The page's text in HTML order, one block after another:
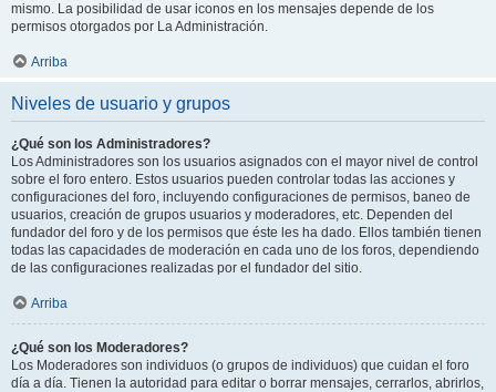
mismo. La posibilidad de usar iconos en los mensajes depende de los
permisos otorgados por La Administración.
Arriba
Niveles de usuario y grupos
¿Qué son los Administradores?
Los Administradores son los usuarios asignados con el mayor nivel de control
sobre el foro entero. Estos usuarios pueden controlar todas las acciones y
configuraciones del foro, incluyendo configuraciones de permisos, baneo de
usuarios, creación de grupos usuarios y moderadores, etc. Dependen del
fundador del foro y de los permisos que éste les ha dado. Ellos también tienen
todas las capacidades de moderación en cada uno de los foros, dependiendo
de las configuraciones realizadas por el fundador del sitio.
Arriba
¿Qué son los Moderadores?
Los Moderadores son individuos (o grupos de individuos) que cuidan el foro
día a día. Tienen la autoridad para editar o borrar mensajes, cerrarlos, abrirlos,